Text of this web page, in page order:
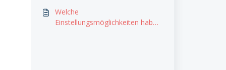
Welche
Einstellungsmöglichkeiten habe